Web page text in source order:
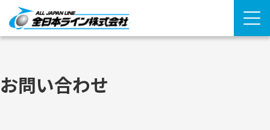
お問い合わせ